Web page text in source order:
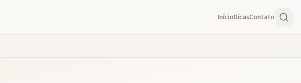
InícioDicasContato